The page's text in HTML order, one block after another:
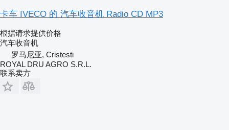
卡车 IVECO 的 汽车收音机 Radio CD MP3
根据请求提供价格
汽车收音机
罗马尼亚, Cristesti
ROYAL DRU AGRO S.R.L.
联系卖方